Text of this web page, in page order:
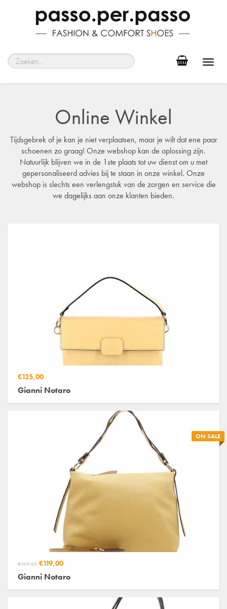
Online Winkel
Tijdsgebrek of je kan je niet verplaatsen, maar je wilt dat ene paar
schoenen zo graag! Onze webshop kan de oplossing zijn.
Natuurlijk blijven we in de 1ste plaats tot uw dienst om u met
gepersonaliseerd advies bij te staan in onze winkel. Onze
webshop is slechts een verlengstuk van de zorgen en service die
we dagelijks aan onze klanten bieden.
€125,00
Gianni Notaro
ON SALE
€169,00 €119,00
Gianni Notaro